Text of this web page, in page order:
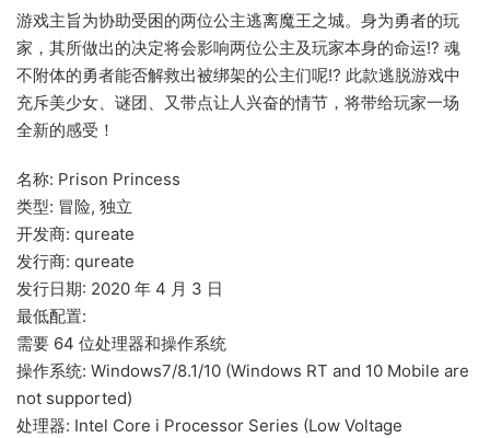
游戏主旨为协助受困的两位公主逃离魔王之城。身为勇者的玩
家，其所做出的决定将会影响两位公主及玩家本身的命运!? 魂
不附体的勇者能否解救出被绑架的公主们呢⁉︎ 此款逃脱游戏中
充斥美少女、谜团、又带点让人兴奋的情节，将带给玩家一场
全新的感受！
名称: Prison Princess
类型: 冒险, 独立
开发商: qureate
发行商: qureate
发行日期: 2020 年 4 月 3 日
最低配置:
需要 64 位处理器和操作系统
操作系统: Windows7/8.1/10 (Windows RT and 10 Mobile are
not supported)
处理器: Intel Core i Processor Series (Low Voltage